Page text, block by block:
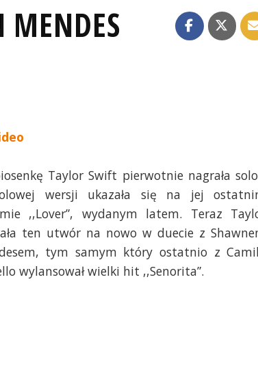
MENDES
Taylor Swift pierwotnie nagrała
wersji ukazała się na jej
,,Lover”, wydanym latem. Teraz
ten utwór na nowo w duecie z
tym samym który ostatnio z
wylansował wielki hit ,,Senorita”.